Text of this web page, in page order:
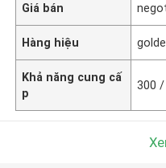
Giá bán
Hàng hiệu
Khả năng cung cấ
p
300